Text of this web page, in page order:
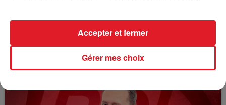
RDL & Vous du 28 avril 2026
Gérer mes choix
Accepter et fermer